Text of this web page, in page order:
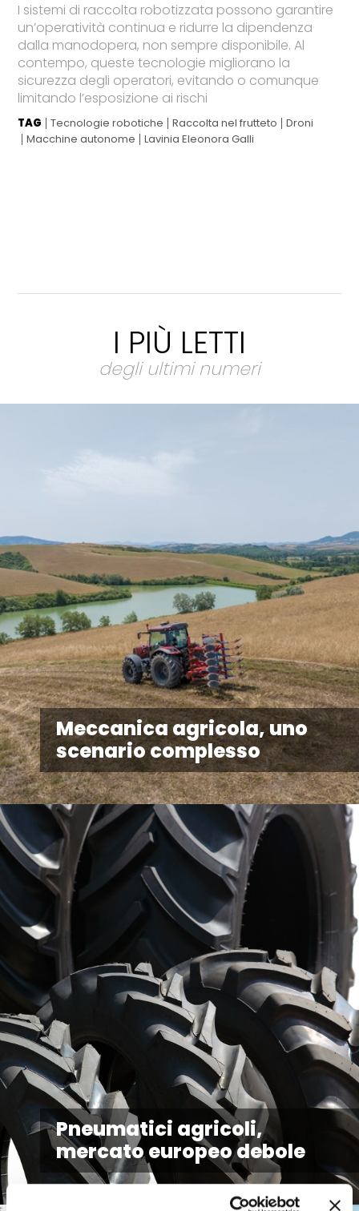
I sistemi di raccolta robotizzata possono garantire
un’operatività continua e ridurre la dipendenza
dalla manodopera, non sempre disponibile. Al
contempo, queste tecnologie migliorano la
sicurezza degli operatori, evitando o comunque
limitando l’esposizione ai rischi
TAG Tecnologie robotiche Raccolta nel frutteto
Droni
Macchine autonome
Lavinia Eleonora Galli
I PIÙ LETTI
degli ultimi numeri
Meccanica agricola, uno
scenario complesso
Pneumatici agricoli,
mercato europeo debole